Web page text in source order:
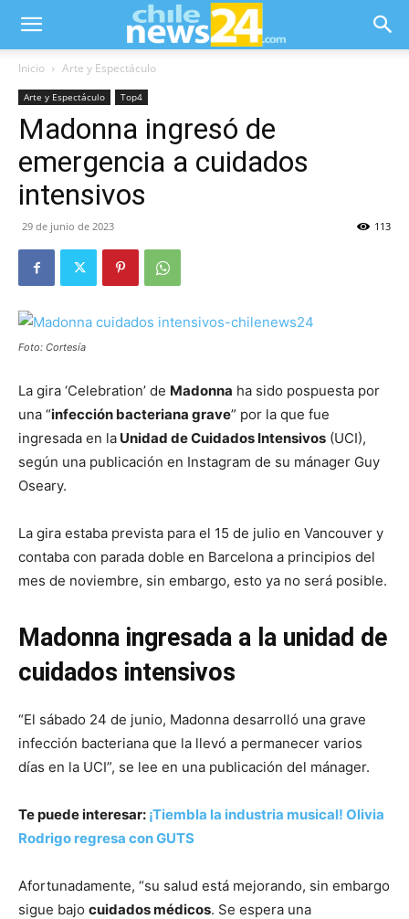
Inicio Arte y Espectáculo
Arte y Espectáculo Top4
Madonna ingresó de
emergencia a cuidados
intensivos
29 de junio de 2023 113
Foto: Cortesía
La gira ‘Celebration’ de Madonna ha sido pospuesta por
una “infección bacteriana grave” por la que fue
ingresada en la Unidad de Cuidados Intensivos (UCI),
según una publicación en Instagram de su mánager Guy
Oseary.
La gira estaba prevista para el 15 de julio en Vancouver y
contaba con parada doble en Barcelona a principios del
mes de noviembre, sin embargo, esto ya no será posible.
Madonna ingresada a la unidad de
cuidados intensivos
“El sábado 24 de junio, Madonna desarrolló una grave
infección bacteriana que la llevó a permanecer varios
días en la UCI”, se lee en una publicación del mánager.
Te puede interesar: ¡Tiembla la industria musical! Olivia
Rodrigo regresa con GUTS
Afortunadamente, “su salud está mejorando, sin embargo
sigue bajo cuidados médicos. Se espera una